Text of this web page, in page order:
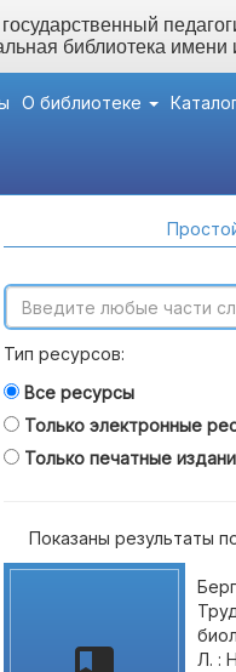
библиотека
О библиотеке
Тип ресурсов:
Все ресурсы
Только электронные
Только печатные
Показаны результаты
Л. :